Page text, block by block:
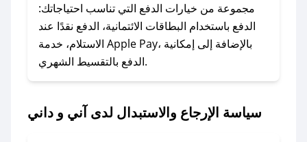
وسنقوم بحل المشكلة في أسرع وقت ممكن.
### ماذا أفعل إذا لم أجد كود خصم لمتجري
المفضل؟
في حال عدم توفر كوبونات لمتجرك المفضل، يمكنك
أسرع وقت ممكن.
مجموعة من خيارات الدفع التي تناسب احتياجاتك:
الدفع باستخدام البطاقات الائتمانية، الدفع نقدًا عند
الاستلام، خدمة Apple Pay، بالإضافة إلى إمكانية
الدفع بالتقسيط الشهري.
سياسة الإرجاع والاستبدال لدى آني و داني